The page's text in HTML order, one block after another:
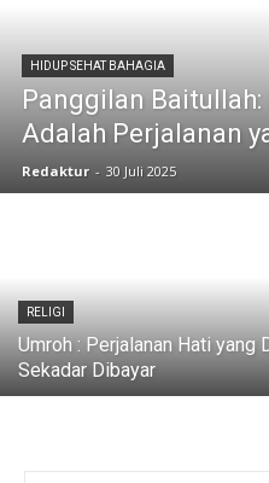
HIDUP SEHAT BAHAGIA
Panggilan
Adalah Perjalanan
Redaktur - 30 Juli 2025
RELIGI
Umroh : Perjalanan Hati yang
Sekadar Dibayar